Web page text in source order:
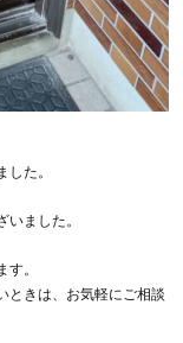
た。
ました。
。
ときは、お気軽にご相談